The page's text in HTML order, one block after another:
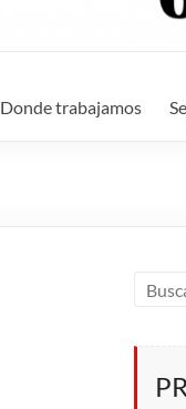
Donde trabajamos